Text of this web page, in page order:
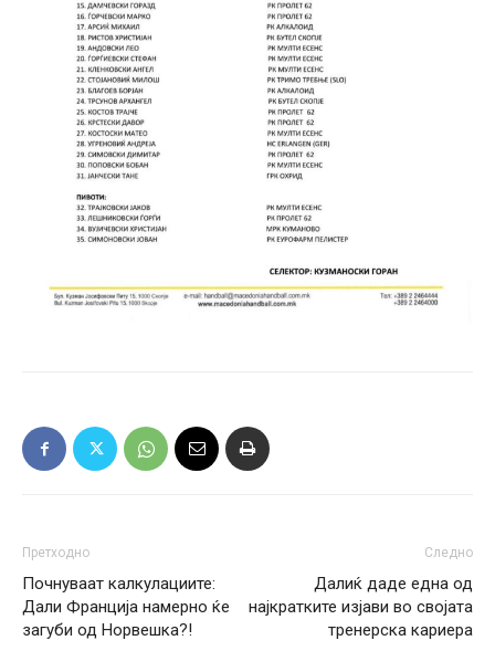
Претходно
Почнуваат калкулациите:
Дали Франција намерно ќе
загуби од Норвешка?!
Следно
Далиќ даде една од
најкратките изјави во својата
тренерска кариера